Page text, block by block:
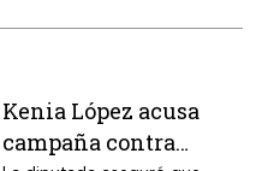
Kenia López acusa
campaña contra